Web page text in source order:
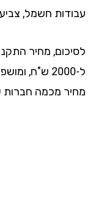
חשמל, צביעה
ל-2000 ש"ח,
מכמה חברות